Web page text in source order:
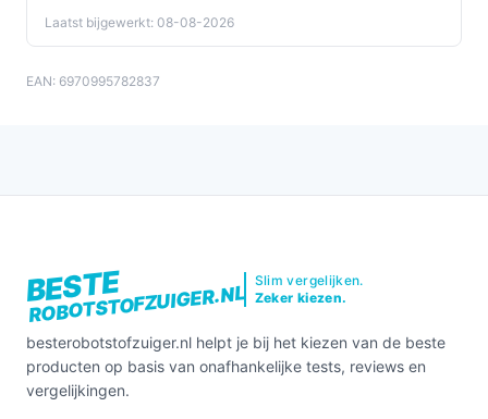
Laatst bijgewerkt: 08-08-2026
EAN: 6970995782837
BESTE
ROBOTSTOFZUIGER.NL
Slim vergelijken.
Zeker kiezen.
besterobotstofzuiger.nl helpt je bij het kiezen van de beste
producten op basis van onafhankelijke tests, reviews en
vergelijkingen.